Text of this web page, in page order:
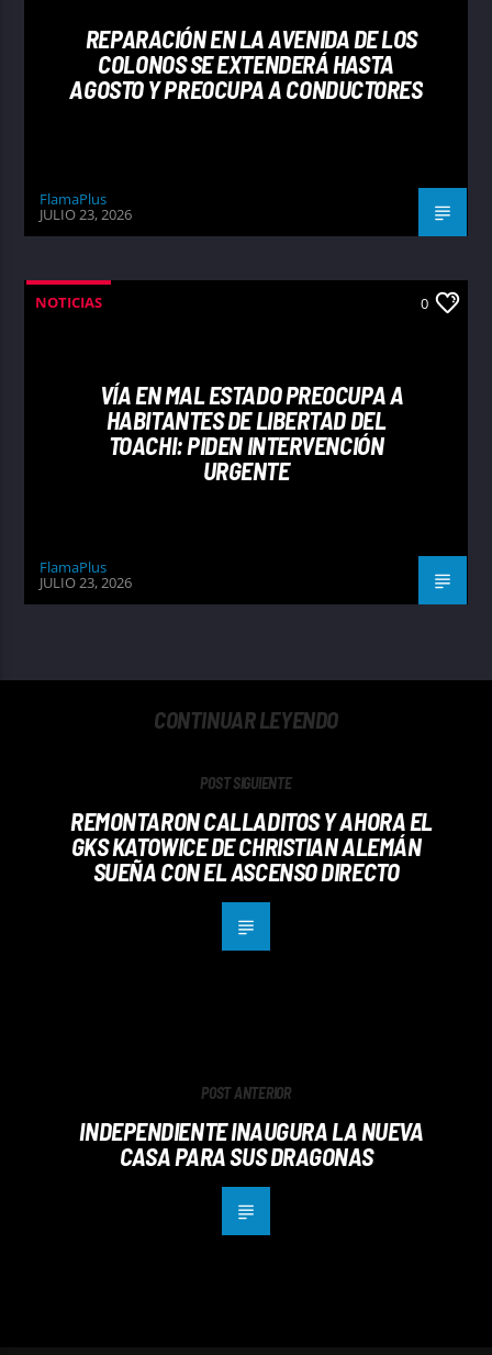
REPARACIÓN EN LA AVENIDA DE LOS
COLONOS SE EXTENDERÁ HASTA
AGOSTO Y PREOCUPA A CONDUCTORES
FlamaPlus
JULIO 23, 2026
NOTICIAS 0
VÍA EN MAL ESTADO PREOCUPA A
HABITANTES DE LIBERTAD DEL
TOACHI: PIDEN INTERVENCIÓN
URGENTE
FlamaPlus
JULIO 23, 2026
CONTINUAR LEYENDO
POST SIGUIENTE
REMONTARON CALLADITOS Y AHORA EL
GKS KATOWICE DE CHRISTIAN ALEMÁN
SUEÑA CON EL ASCENSO DIRECTO
POST ANTERIOR
INDEPENDIENTE INAUGURA LA NUEVA
CASA PARA SUS DRAGONAS